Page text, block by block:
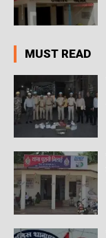
MUST READ